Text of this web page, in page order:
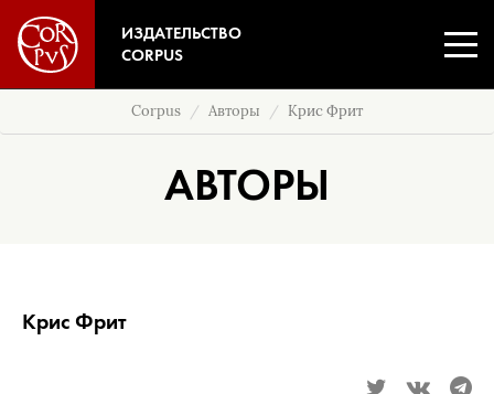
ИЗДАТЕЛЬСТВО
CORPUS
Corpus Авторы Крис Фрит
АВТОРЫ
Крис Фрит